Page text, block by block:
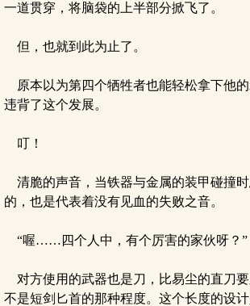
一道贯穿，将脑袋的上半部分掀飞了。
但，也就到此为止了。
原本以为第四个牺牲者也能轻松拿下他
违背了这个发展。
叮！
清脆的声音，当铁器与金属的装甲碰撞
的，也是代表着没有见血的失败之音。
“喔……四个人中，有个厉害的家伙呀？”
对方使用的武器也是刀，比易尘的直刀
不是短剑匕首的那种程度。这个长度的设